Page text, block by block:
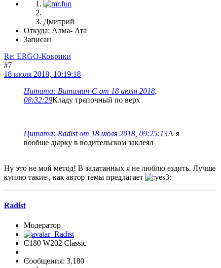
Дмитрий
Откуда: Алма- Ата
Записан
Re: ERGO-Коврики
#7
18 июля 2018, 10:19:18
Цитата: Витамин-С от 18 июля 2018,
08:32:29Кладу тряпочный по верх
Цитата: Radist от 18 июля 2018, 09:25:13А я
вообще дырку в водительском заклеял
Ну это не мой метод! В залатанных я не люблю ездить. Лучше
куплю такие , как автор темы предлагает
Radist
Модератор
C180 W202 Classic
Сообщения: 3,180